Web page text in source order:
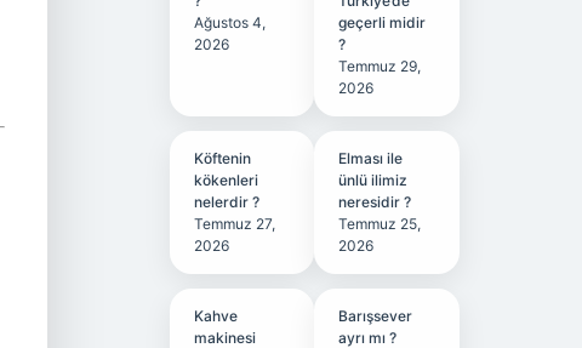
Ağustos 4,
2026
geçerli midir
?
Temmuz 29,
2026
Köftenin
kökenleri
nelerdir ?
Temmuz 27,
2026
Elması ile
ünlü ilimiz
neresidir ?
Temmuz 25,
2026
Kahve
makinesi
Barışsever
ayrı mı ?